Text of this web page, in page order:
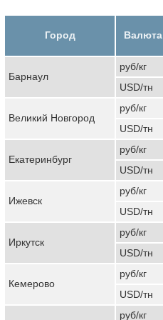
Город Валюта
Барнаул
руб/кг
USD/тн
Великий Новгород
руб/кг
USD/тн
Екатеринбург
руб/кг
USD/тн
Ижевск
руб/кг
USD/тн
Иркутск
руб/кг
USD/тн
Кемерово
руб/кг
USD/тн
руб/кг